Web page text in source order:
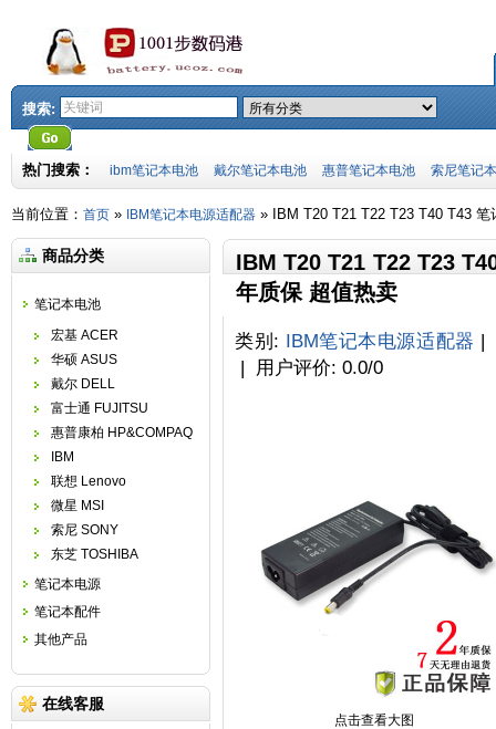
搜索:
热门搜索： ibm笔记本电池 戴尔笔记本电池 惠普笔记本电池 索尼笔记
当前位置： 首页 » IBM笔记本电源适配器 » IBM T20 T21 T22 T23 T40 T43
商品分类
笔记本电池
宏基 ACER
华硕 ASUS
戴尔 DELL
富士通 FUJITSU
惠普康柏 HP&COMPAQ
IBM
联想 Lenovo
微星 MSI
索尼 SONY
东芝 TOSHIBA
笔记本电源
笔记本配件
其他产品
在线客服
IBM T20 T21 T22 T23
年质保 超值热卖
类别 : IBM笔记本电源适配器
| 用户评价: 0.0/0
点击查看大图